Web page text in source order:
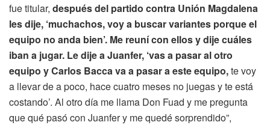
fue titular, después del partido contra Unión Magdalena
les dije, ‘muchachos, voy a buscar variantes porque el
equipo no anda bien’. Me reuní con ellos y dije cuáles
iban a jugar. Le dije a Juanfer, ‘vas a pasar al otro
equipo y Carlos Bacca va a pasar a este equipo,te voy
a llevar de a poco, hace cuatro meses no juegas y te está
costando’. Al otro día me llama Don Fuad y me pregunta
que qué pasó con Juanfer y me quedé sorprendido”,